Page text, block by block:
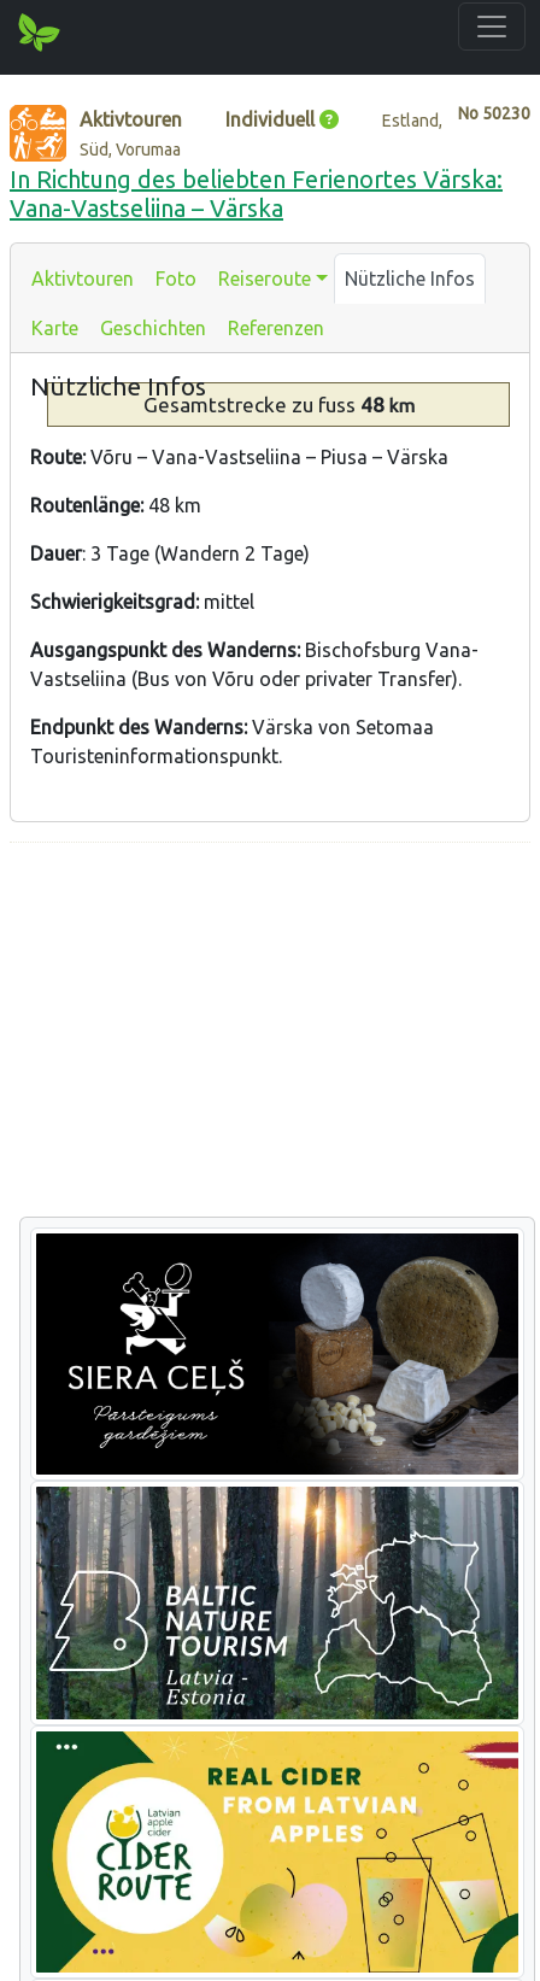
No 50230
Aktivtouren Individuell
Estland,
Süd, Vorumaa
In Richtung des beliebten Ferienortes Värska:
Vana-Vastseliina – Värska
Aktivtouren Foto Reiseroute Nützliche Infos
Karte Geschichten Referenzen
Nützliche Infos
Gesamtstrecke zu fuss 48km
Route:Võru – Vana-Vastseliina – Piusa – Värska
Routenlänge:48 km
Dauer: 3 Tage (Wandern 2 Tage)
Schwierigkeitsgrad:mittel
Ausgangspunkt des Wanderns:Bischofsburg Vana-
Vastseliina (Bus von Võru oder privater Transfer).
Endpunkt des Wanderns:Värska von Setomaa
Touristeninformationspunkt.